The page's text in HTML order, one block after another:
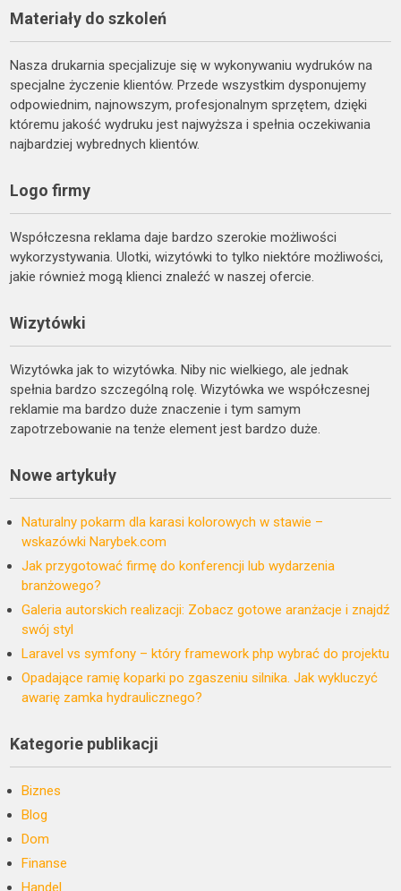
Materiały do szkoleń
Nasza drukarnia specjalizuje się w wykonywaniu wydruków na
specjalne życzenie klientów. Przede wszystkim dysponujemy
odpowiednim, najnowszym, profesjonalnym sprzętem, dzięki
któremu jakość wydruku jest najwyższa i spełnia oczekiwania
najbardziej wybrednych klientów.
Logo firmy
Współczesna reklama daje bardzo szerokie możliwości
wykorzystywania. Ulotki, wizytówki to tylko niektóre możliwości,
jakie również mogą klienci znaleźć w naszej ofercie.
Wizytówki
Wizytówka jak to wizytówka. Niby nic wielkiego, ale jednak
spełnia bardzo szczególną rolę. Wizytówka we współczesnej
reklamie ma bardzo duże znaczenie i tym samym
zapotrzebowanie na tenże element jest bardzo duże.
Nowe artykuły
Naturalny pokarm dla karasi kolorowych w stawie –
wskazówki Narybek.com
Jak przygotować firmę do konferencji lub wydarzenia
branżowego?
Galeria autorskich realizacji: Zobacz gotowe aranżacje i znajdź
swój styl
Laravel vs symfony – który framework php wybrać do projektu
Opadające ramię koparki po zgaszeniu silnika. Jak wykluczyć
awarię zamka hydraulicznego?
Kategorie publikacji
Biznes
Blog
Dom
Finanse